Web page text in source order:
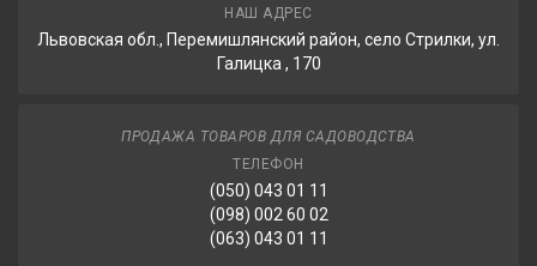
НАШ АДРЕС
Львовская обл., Перемишлянский район, село Стрилки, ул.
Галицка , 170
ПРОДАЖА ТОВАРОВ ДЛЯ САДОВОДСТВА
ТЕЛЕФОН
(050) 043 01 11
(098) 002 60 02
(063) 043 01 11